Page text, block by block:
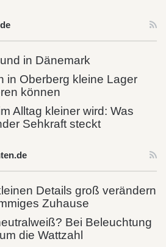
in Dänemark
in Oberberg kleine Lager
können
Alltag kleiner wird: Was
Sehkraft steckt
Details groß verändern
Zuhause
Bei Beleuchtung
die Wattzahl